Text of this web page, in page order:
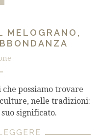
MELOGRANO,
possiamo trovare
nelle tradizioni:
significato.